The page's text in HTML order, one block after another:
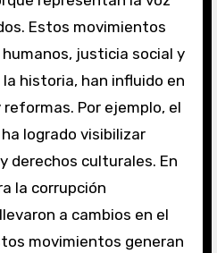
Estos movimientos
justicia social y
historia, han influido en
Por ejemplo, el
logrado visibilizar
derechos culturales. En
la corrupción
a cambios en el
movimientos generan